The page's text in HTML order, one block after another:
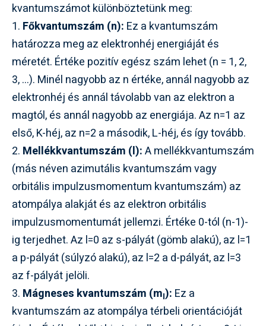
kvantumszámot különböztetünk meg:
1. Főkvantumszám (n): Ez a kvantumszám
határozza meg az elektronhéj energiáját és
méretét. Értéke pozitív egész szám lehet (n = 1, 2,
3, …). Minél nagyobb az n értéke, annál nagyobb az
elektronhéj és annál távolabb van az elektron a
magtól, és annál nagyobb az energiája. Az n=1 az
első, K-héj, az n=2 a második, L-héj, és így tovább.
2. Mellékkvantumszám (l):A mellékkvantumszám
(más néven azimutális kvantumszám vagy
orbitális impulzusmomentum kvantumszám) az
atompálya alakját és az elektron orbitális
impulzusmomentumát jellemzi. Értéke 0-tól (n-1)-
ig terjedhet. Az l=0 az s-pályát (gömb alakú), az l=1
a p-pályát (súlyzó alakú), az l=2 a d-pályát, az l=3
az f-pályát jelöli.
3. Mágneses kvantumszám (ml): Ez a
kvantumszám az atompálya térbeli orientációját